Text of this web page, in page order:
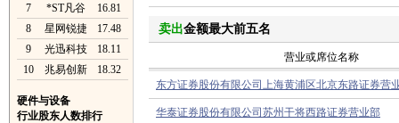
7
*ST凡谷
16.81
8
星网锐捷
17.48
9
光迅科技
18.11
10
兆易创新 18.32
硬件与设备
行业股东人数排行
卖出金额最大前五名
营业或席位名称
东方证券股份有限公司上海黄浦区北京东路证券营
华泰证券股份有限公司苏州干将西路证券营业部